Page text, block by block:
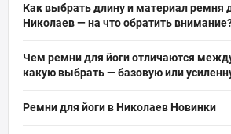
продвинутых практиков: помогают
гибкость, удерживать позы и безопасно
амплитуду. Идеальны для занятий хатха-
и домашних тренировок, особенно при
Как выбрать длину и материал ремня
Николаев — на что обратить
стандартные ремни обычно 2–3 м —
Обратите внимание на материал: хлопок
прочные и с хорошим сцеплением;
Чем ремни для йоги отличаются
какую выбрать — базовую или
пряжки: базовые ремни тоньше и легче —
Ремни для йоги в Николаев Новинки